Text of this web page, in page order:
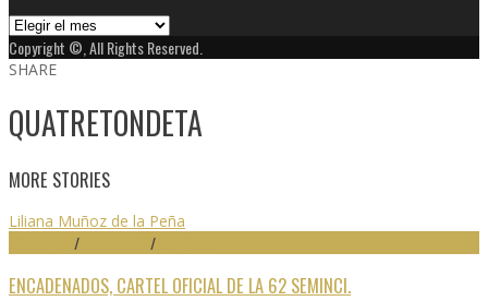
Archivos
Copyright ©, All Rights Reserved.
SHARE
QUATRETONDETA
MORE STORIES
Liliana Muñoz de la Peña
/ /
ENCADENADOS, CARTEL OFICIAL DE LA 62 SEMINCI.